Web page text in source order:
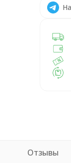
Отзывы